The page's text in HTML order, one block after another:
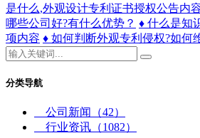
是什么,外观设计专利证书授权公告内
哪些公司好?有什么优势？ ♦ 什么是知
项内容 ♦ 如何判断外观专利侵权?如何
分类导航
公司新闻
（42）
行业资讯 （1082）